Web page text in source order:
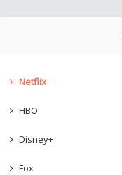
Netflix
HBO
Disney+
Fox